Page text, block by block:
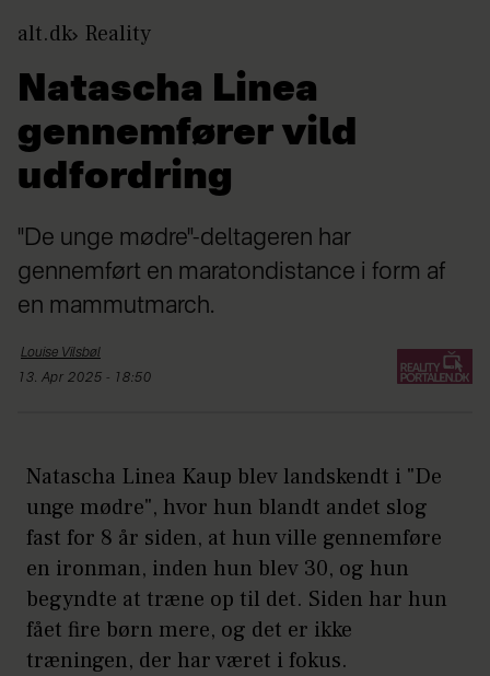
alt.dk Reality
Natascha Linea
gennemfører vild
udfordring
"De unge mødre"-deltageren har
gennemført en maratondistance i form af
en mammutmarch.
Louise Vilsbøl
13. Apr 2025 - 18:50
Natascha Linea Kaup blev landskendt i "De
unge mødre", hvor hun blandt andet slog
fast for 8 år siden, at hun ville gennemføre
en ironman, inden hun blev 30, og hun
begyndte at træne op til det. Siden har hun
fået fire børn mere, og det er ikke
træningen, der har været i fokus.